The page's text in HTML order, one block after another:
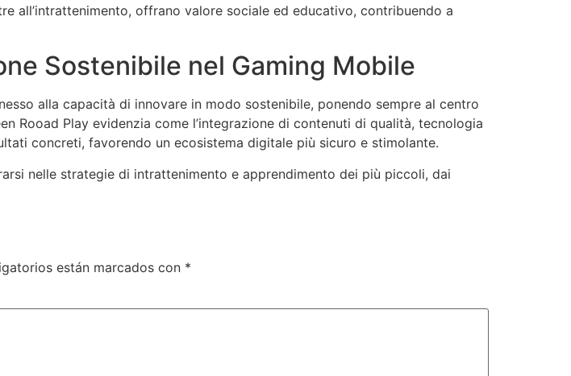
all’intrattenimento, offrano valore sociale ed educativo, contribuendo a
Sostenibile nel Gaming Mobile
alla capacità di innovare in modo sostenibile, ponendo sempre al centro
Rooad Play evidenzia come l’integrazione di contenuti di qualità, tecnologia
concreti, favorendo un ecosistema digitale più sicuro e stimolante.
nelle strategie di intrattenimento e apprendimento dei più piccoli, dai
están marcados con *